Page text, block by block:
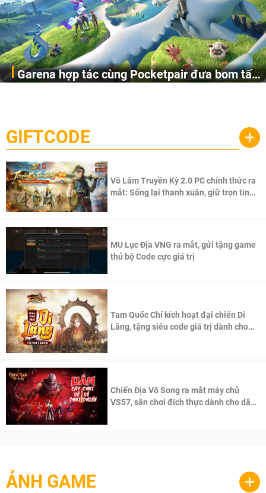
Garena hợp tác cùng Pocketpair đưa bom tấn
cầu, theo giấy phép chính thức từ công ty game Nhật Bản
Pocketpair, Inc.
GIFTCODE +
Võ Lâm Truyền Kỳ 2.0 PC chính thức ra
mắt: Sống lại thanh xuân, giữ trọn tinh
MU Lục Địa VNG ra mắt, gửi tặng game
thủ bộ Code cực giá trị
Tam Quốc Chí kích hoạt đại chiến Di
Lăng, tặng siêu code giá trị dành cho
Chiến Địa Vô Song ra mắt máy chủ
VS57, sân chơi đích thực dành cho dân
ẢNH GAME +